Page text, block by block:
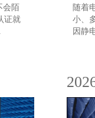
会陌
证就
随着
小、
因静